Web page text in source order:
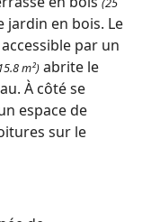
jardin en bois. Le
par un
m²) abrite le
À côté se
espace de
sur le